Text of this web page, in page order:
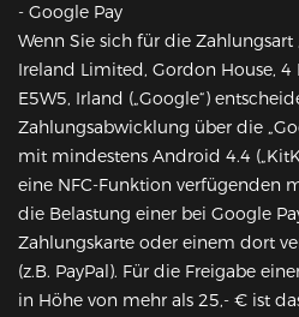
- Google Pay
Wenn Sie sich für die Zahlungsart
Ireland Limited, Gordon House, 4
E5W5, Irland („Google“)
Zahlungsabwicklung über die
mit mindestens Android 4.4
eine NFC-Funktion verfügenden
die Belastung einer bei Google
Zahlungskarte oder einem dort
(z.B. PayPal). Für die Freigabe
in Höhe von mehr als 25,- € ist